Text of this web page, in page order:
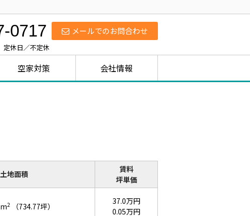
メールでのお問合わせ
0717
休日／不定休
空家対策 会社情報
土地面積
賃料
坪単価
2 （734.77坪）
37.0万円
0.05万円